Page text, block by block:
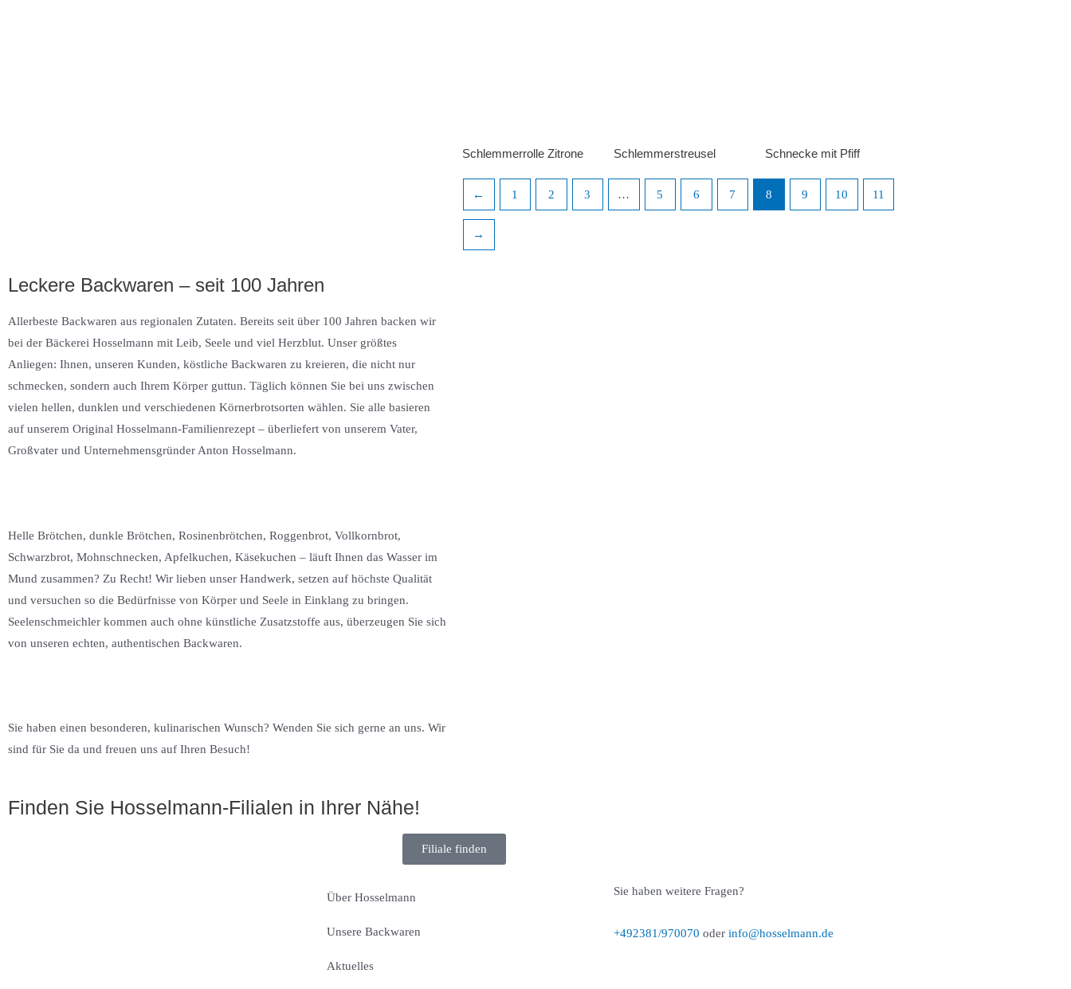
Schlemmerrolle Zitrone Schlemmerstreusel Schnecke mit Pfiff
← 1 2 3 … 5 6 7 8 9 10 11
→
Leckere Backwaren – seit 100 Jahren
Allerbeste Backwaren aus regionalen Zutaten. Bereits seit über 100 Jahren backen wir
bei der Bäckerei Hosselmann mit Leib, Seele und viel Herzblut. Unser größtes
Anliegen: Ihnen, unseren Kunden, köstliche Backwaren zu kreieren, die nicht nur
schmecken, sondern auch Ihrem Körper guttun. Täglich können Sie bei uns zwischen
vielen hellen, dunklen und verschiedenen Körnerbrotsorten wählen. Sie alle basieren
auf unserem Original Hosselmann-Familienrezept – überliefert von unserem Vater,
Großvater und Unternehmensgründer Anton Hosselmann.
Helle Brötchen, dunkle Brötchen, Rosinenbrötchen, Roggenbrot, Vollkornbrot,
Schwarzbrot, Mohnschnecken, Apfelkuchen, Käsekuchen – läuft Ihnen das Wasser im
Mund zusammen? Zu Recht! Wir lieben unser Handwerk, setzen auf höchste Qualität
und versuchen so die Bedürfnisse von Körper und Seele in Einklang zu bringen.
Seelenschmeichler kommen auch ohne künstliche Zusatzstoffe aus, überzeugen Sie sich
von unseren echten, authentischen Backwaren.
Sie haben einen besonderen, kulinarischen Wunsch? Wenden Sie sich gerne an uns. Wir
sind für Sie da und freuen uns auf Ihren Besuch!
Finden Sie Hosselmann-Filialen in Ihrer Nähe!
Filiale finden
Über Hosselmann
Unsere Backwaren
Aktuelles
Sie haben weitere Fragen?
+492381/970070 oder info@hosselmann.de